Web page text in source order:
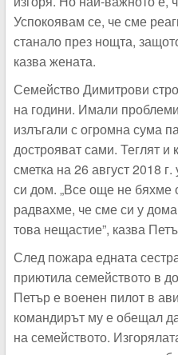
Успокоявам се, че сме
станало през нощта,
казва жената.
Семейство Димитрови
на години. Имали
излъгали с огромна сума
дострояват сами. Теглят и
сметка на 26 август 2018
си дом. „Все още не бяхме
радвахме, че сме си у
това нещастие”, казва
След пожара едната
приютила семейството в
Петър е военен пилот в
командирът му е обещал
на семейството.